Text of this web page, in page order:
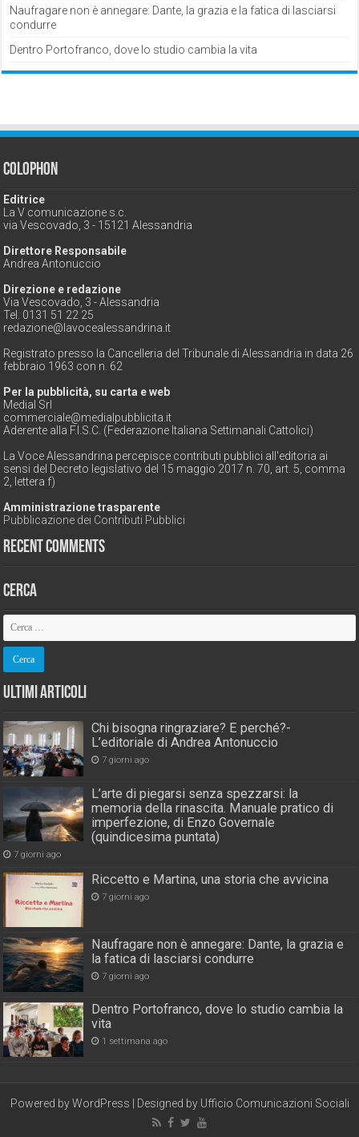
Naufragare non è annegare: Dante, la grazia e la fatica di lasciarsi
condurre
Dentro Portofranco, dove lo studio cambia la vita
Colophon
Editrice
La V comunicazione s.c.
via Vescovado, 3 - 15121 Alessandria
Direttore Responsabile
Andrea Antonuccio
Direzione e redazione
Via Vescovado, 3 - Alessandria
Tel. 0131 51 22 25
redazione@lavocealessandrina.it
Registrato presso la Cancelleria del Tribunale di Alessandria in data 26
febbraio 1963 con n. 62
Per la pubblicità, su carta e web
Medial Srl
commerciale@medialpubblicita.it
Aderente alla F.I.S.C. (Federazione Italiana Settimanali Cattolici)
La Voce Alessandrina percepisce contributi pubblici all'editoria ai
sensi del Decreto legislativo del 15 maggio 2017 n. 70, art. 5, comma
2, lettera f)
Amministrazione trasparente
Pubblicazione dei Contributi Pubblici
Recent Comments
Cerca
Ultimi Articoli
Chi bisogna ringraziare? E perché?-
L’editoriale di Andrea Antonuccio
7 giorni ago
L’arte di piegarsi senza spezzarsi: la
memoria della rinascita. Manuale pratico di
imperfezione, di Enzo Governale
(quindicesima puntata)
7 giorni ago
Riccetto e Martina, una storia che avvicina
7 giorni ago
Naufragare non è annegare: Dante, la grazia e
la fatica di lasciarsi condurre
7 giorni ago
Dentro Portofranco, dove lo studio cambia la
vita
1 settimana ago
Powered byWordPress | Designed by Ufficio Comunicazioni Sociali